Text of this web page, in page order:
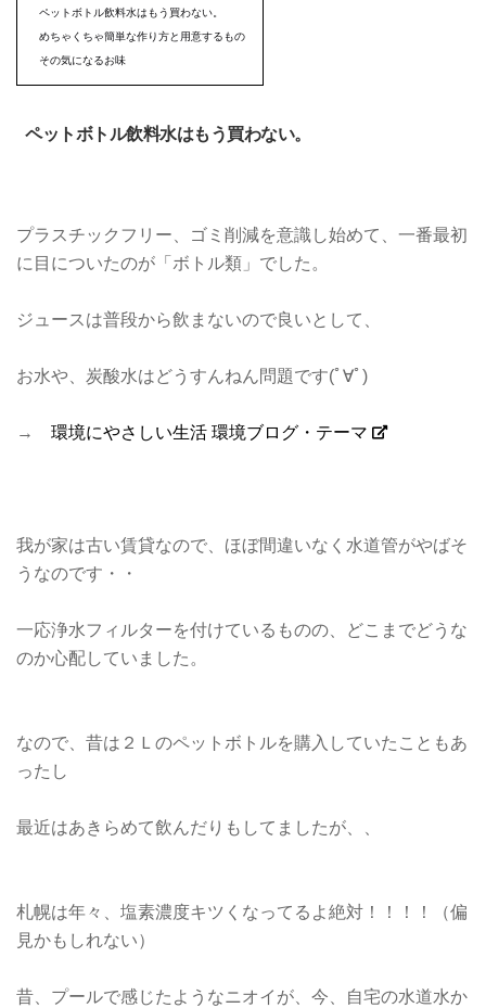
ペットボトル飲料水はもう買わない。
めちゃくちゃ簡単な作り方と用意するもの
その気になるお味
ペットボトル飲料水はもう買わない。
プラスチックフリー、ゴミ削減を意識し始めて、一番最初
に目についたのが「ボトル類」でした。
ジュースは普段から飲まないので良いとして、
お水や、炭酸水はどうすんねん問題です(ﾟ∀ﾟ)
→ 環境にやさしい生活 環境ブログ・テーマ
我が家は古い賃貸なので、ほぼ間違いなく水道管がやばそ
うなのです・・
一応浄水フィルターを付けているものの、どこまでどうな
のか心配していました。
なので、昔は２Ｌのペットボトルを購入していたこともあ
ったし
最近はあきらめて飲んだりもしてましたが、、
札幌は年々、塩素濃度キツくなってるよ絶対！！！！（偏
見かもしれない）
昔、プールで感じたようなニオイが、今、自宅の水道水か